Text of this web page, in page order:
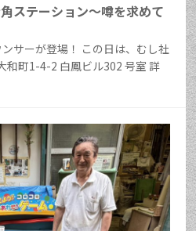
ステーション～噂を求めて
サーが登場！ この日は、むし社
町1-4-2 白鳳ビル302 号室 詳